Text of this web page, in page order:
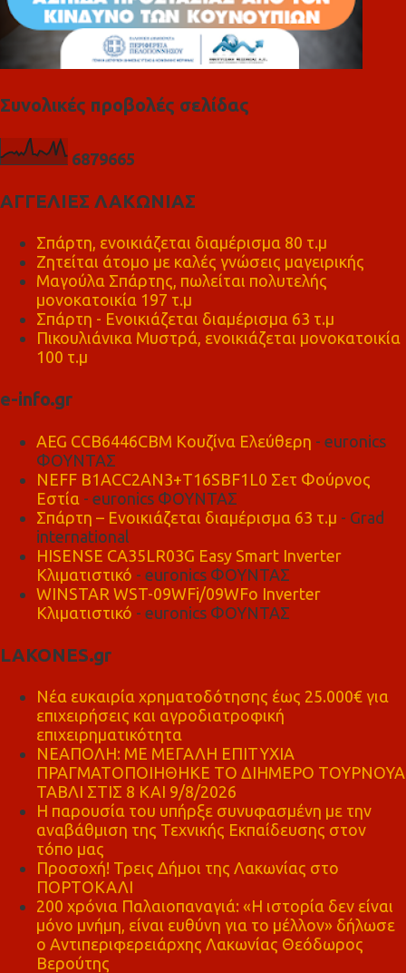
Συνολικές προβολές σελίδας
6879665
ΑΓΓΕΛΙΕΣ ΛΑΚΩΝΙΑΣ
Σπάρτη, ενοικιάζεται διαμέρισμα 80 τ.μ
Ζητείται άτομο με καλές γνώσεις μαγειρικής
Μαγούλα Σπάρτης, πωλείται πολυτελής
μονοκατοικία 197 τ.μ
Σπάρτη - Ενοικιάζεται διαμέρισμα 63 τ.μ
Πικουλιάνικα Μυστρά, ενοικιάζεται μονοκατοικία
100 τ.μ
e-info.gr
AEG CCB6446CBM Κουζίνα Ελεύθερη - euronics
ΦΟΥΝΤΑΣ
NEFF B1ACC2AN3+T16SBF1L0 Σετ Φούρνος
Εστία - euronics ΦΟΥΝΤΑΣ
Σπάρτη – Ενοικιάζεται διαμέρισμα 63 τ.μ - Grad
international
HISENSE CA35LR03G Easy Smart Inverter
Κλιματιστικό - euronics ΦΟΥΝΤΑΣ
WINSTAR WST-09WFi/09WFo Inverter
Κλιματιστικό - euronics ΦΟΥΝΤΑΣ
LAKONES.gr
Νέα ευκαιρία χρηματοδότησης έως 25.000€ για
επιχειρήσεις και αγροδιατροφική
επιχειρηματικότητα
ΝΕΑΠΟΛΗ: ΜΕ ΜΕΓΑΛΗ ΕΠΙΤΥΧΙΑ
ΠΡΑΓΜΑΤΟΠΟΙΗΘΗΚΕ ΤΟ ΔΙΗΜΕΡΟ ΤΟΥΡΝΟΥΑ
ΤΑΒΛΙ ΣΤΙΣ 8 ΚΑΙ 9/8/2026
Η παρουσία του υπήρξε συνυφασμένη με την
αναβάθμιση της Τεχνικής Εκπαίδευσης στον
τόπο μας
Προσοχή! Τρεις Δήμοι της Λακωνίας στο
ΠΟΡΤΟΚΑΛΙ
200 χρόνια Παλαιοπαναγιά: «Η ιστορία δεν είναι
μόνο μνήμη, είναι ευθύνη για το μέλλον» δήλωσε
ο Αντιπεριφερειάρχης Λακωνίας Θεόδωρος
Βερούτης